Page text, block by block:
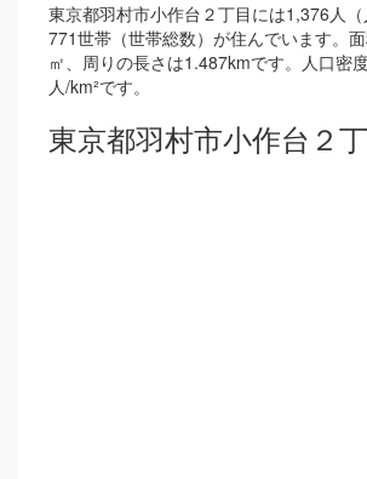
東京都羽村市小作台２丁目には1,376人（
771世帯（世帯総数）が住んでいます。
㎡、周りの長さは1.487kmです。人口密
人/km²です。
東京都羽村市小作台２